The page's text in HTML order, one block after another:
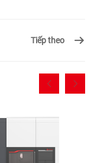
Tiếp theo